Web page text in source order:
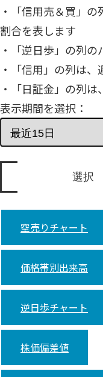
・「信用売＆買」
割合を表します
・「逆日歩」の列
・「信用」の列は
・「日証金」の列
表示期間を選択：
空売りチャート
価格帯別出来高
逆日歩チャート
株価偏差値